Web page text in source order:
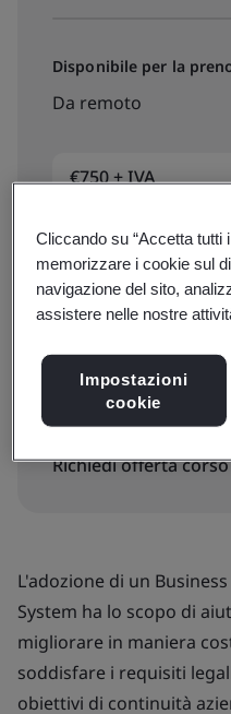
Disponibile per la
Da remoto
€750 + IVA
Date, prezzi e
Disponibile per
In-house
Richiedi offerta
L'adozione di un
System ha lo scopo di
migliorare in maniera
soddisfare i requisiti
obiettivi di continuità
Cliccando su “Accetta tutti
memorizzare i cookie sul
navigazione del sito,
assistere nelle nostre
Impostazioni
cookie